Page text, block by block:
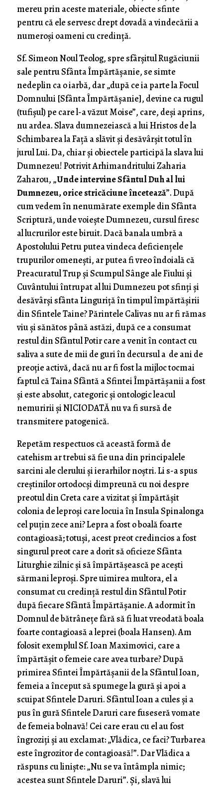
mereu prin aceste materiale, obiecte sfinte
pentru că ele servesc drept dovadă a vindecării a
numeroși oameni cu credință.
Sf. Simeon Noul Teolog, spre sfârșitul Rugăciunii
sale pentru Sfânta Împărtășanie, se simte
nedeplin ca o iarbă, dar „după ce ia parte la Focul
Domnului [Sfânta Împărtășanie], devine ca rugul
(tufișul) pe care l-a văzut Moise”, care, deși aprins,
nu ardea. Slava dumnezeiască a lui Hristos de la
Schimbarea la Față a slăvit și desăvârșit totul în
jurul Lui. Da, chiar și obiectele participă la slava lui
Dumnezeu! Potrivit Arhimandritului Zaharia
Zaharou, „Unde intervine Sfântul Duh al lui
Dumnezeu, orice stricăciune încetează”. După
cum vedem în nenumărate exemple din Sfânta
Scriptură, unde voiește Dumnezeu, cursul firesc
al lucrurilor este biruit. Dacă banala umbră a
Apostolului Petru putea vindeca deficiențele
trupurilor omenești, ar putea fi vreo îndoială că
Preacuratul Trup și Scumpul Sânge ale Fiului și
Cuvântului întrupat al lui Dumnezeu pot sfinți și
desăvârși sfânta Linguriță în timpul împărtășirii
din Sfintele Taine? Părintele Calivas nu ar fi rămas
viu și sănătos până astăzi, după ce a consumat
restul din Sfântul Potir care a venit în contact cu
saliva a sute de mii de guri în decursul a de ani de
preoție activă, dacă nu ar fi fost la mijloc tocmai
faptul că Taina Sfântă a Sfintei Împărtășanii a fost
și este absolut, categoric și ontologic leacul
nemuririi și NICIODATĂ nu va fi sursă de
transmitere patogenică.
Repetăm respectuos că această formă de
catehism ar trebui să fie una din principalele
sarcini ale clerului și ierarhilor noștri. Li s-a spus
creștinilor ortodocși dimpreună cu noi despre
preotul din Creta care a vizitat și împărtășit
colonia de leproși care locuia în Insula Spinalonga
cel puțin zece ani? Lepra a fost o boală foarte
contagioasă; totuși, acest preot credincios a fost
singurul preot care a dorit să oficieze Sfânta
Liturghie zilnic și să împărtășească pe acești
sărmani leproși. Spre uimirea multora, el a
consumat cu credință restul din Sfântul Potir
după fiecare Sfântă Împărtășanie. A adormit în
Domnul de bătrânețe fără să fi luat vreodată boala
foarte contagioasă a leprei (boala Hansen). Am
folosit exemplul Sf. Ioan Maximovici, care a
împărtășit o femeie care avea turbare? După
primirea Sfintei Împărtășanii de la Sfântul Ioan,
femeia a început să spumege la gură și apoi a
scuipat Sfintele Daruri. Sfântul Ioan a cules și a
pus în gură Sfintele Daruri care fuseseră vomate
de femeia bolnavă! Cei care erau cu el au fost
îngroziți și au exclamat: „Vlădica, ce faci? Turbarea
este îngrozitor de contagioasă!”. Dar Vlădica a
răspuns cu liniște: „Nu se va întâmpla nimic;
acestea sunt Sfintele Daruri”. Și, slavă lui